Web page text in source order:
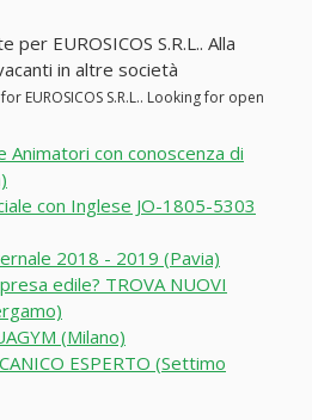
EUROSICOS S.R.L.. Alla
in altre società
EUROSICOS S.R.L.. Looking for open
Animatori con conoscenza di
con Inglese JO-1805-5303
2018 - 2019 (Pavia)
edile? TROVA NUOVI
(Milano)
ESPERTO (Settimo